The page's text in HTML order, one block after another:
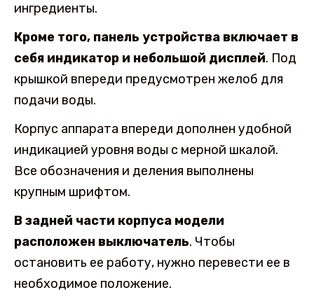
ингредиенты.
Кроме того, панель устройства включает в
себя индикатор и небольшой дисплей. Под
крышкой впереди предусмотрен желоб для
подачи воды.
Корпус аппарата впереди дополнен удобной
индикацией уровня воды с мерной шкалой.
Все обозначения и деления выполнены
крупным шрифтом.
В задней части корпуса модели
расположен выключатель. Чтобы
остановить ее работу, нужно перевести ее в
необходимое положение.